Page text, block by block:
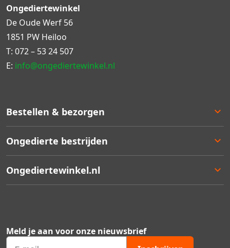
Meld je aan voor onze nieuwsbrief
Bestellen & bezorgen
Bestellen
Bezorgen
Ongedierte bestrijden
Ongedierte keuzelulp
Ongedierte Blog
Ongediertewinkel.nl
Veelgestelde vragen
Ongediertewinkel
De Oude Werf 56
1851 PW Heiloo
T: 072 – 53 24 507
E: info@ongediertewinkel.nl